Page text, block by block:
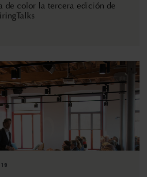
de color la tercera edición de